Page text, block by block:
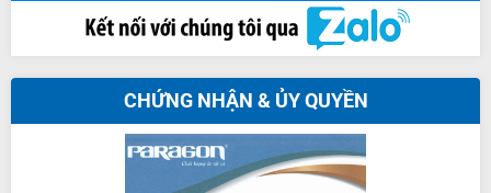
CHỨNG NHẬN & ỦY QUYỀN